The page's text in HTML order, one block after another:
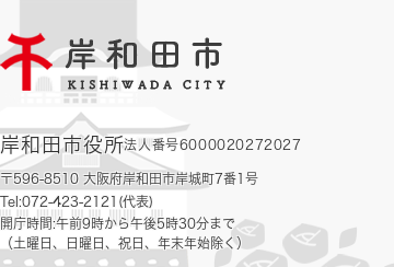
岸和田市役所法人番号6000020272027
〒596-8510 大阪府岸和田市岸城町7番1号
Tel:072-423-2121(代表)
開庁時間:午前9時から午後5時30分まで
（土曜日、日曜日、祝日、年末年始除く）